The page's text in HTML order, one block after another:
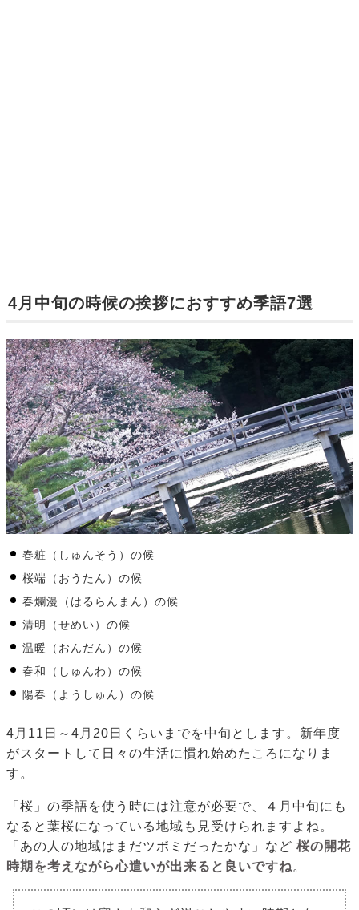
4月中旬の時候の挨拶におすすめ季語7選
春粧（しゅんそう）の候
桜端（おうたん）の候
春爛漫（はるらんまん）の候
清明（せめい）の候
温暖（おんだん）の候
春和（しゅんわ）の候
陽春（ようしゅん）の候
4月11日～4月20日くらいまでを中旬とします。新年度
がスタートして日々の生活に慣れ始めたころになりま
す。
「桜」の季語を使う時には注意が必要で、４月中旬にも
なると葉桜になっている地域も見受けられますよね。
「あの人の地域はまだツボミだったかな」など 桜の開花
時期を考えながら心遣いが出来ると良いですね。